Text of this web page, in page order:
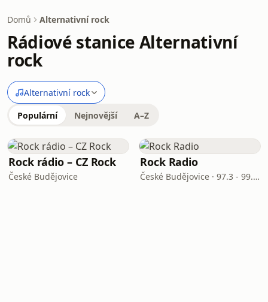
Domů Alternativní rock
Rádiové stanice Alternativní
rock
Alternativní rock
Populární Nejnovější A–Z
Rock rádio – CZ Rock
České Budějovice
Rock Radio
České Budějovice · 97.3 - 99.7 FM